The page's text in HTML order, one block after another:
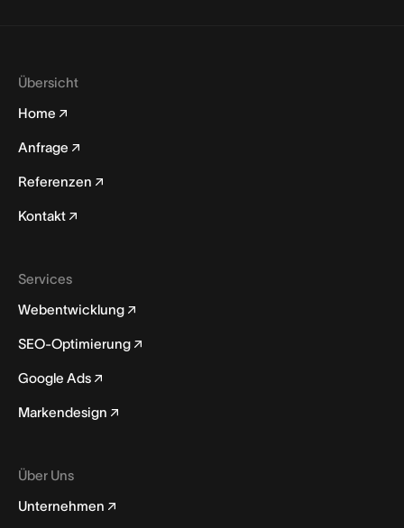
Übersicht
Home
Anfrage
Referenzen
Kontakt
Services
Webentwicklung
SEO-Optimierung
Google Ads
Markendesign
Über Uns
Unternehmen